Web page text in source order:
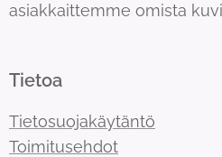
asiakkaittemme omista
Tietoa
Tietosuojakäytäntö
Toimitusehdot